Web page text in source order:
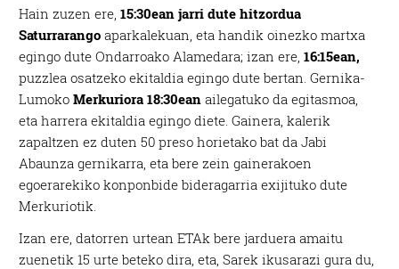
Hain zuzen ere,15:30ean jarri dute hitzordua
Saturrarangoaparkalekuan, eta handik oinezko martxa
egingo dute Ondarroako Alamedara; izan ere,16:15ean,
puzzlea osatzeko ekitaldia egingo dute bertan. Gernika-
LumokoMerkuriora 18:30ean ailegatuko da egitasmoa,
eta harrera ekitaldia egingo diete. Gainera, kalerik
zapaltzen ez duten 50 preso horietako bat da Jabi
Abaunza gernikarra, eta bere zein gainerakoen
egoerarekiko konponbide bideragarria exijituko dute
Merkuriotik.
Izan ere, datorren urtean ETAk bere jarduera amaitu
zuenetik 15 urte beteko dira, eta, Sarek ikusarazi gura du,